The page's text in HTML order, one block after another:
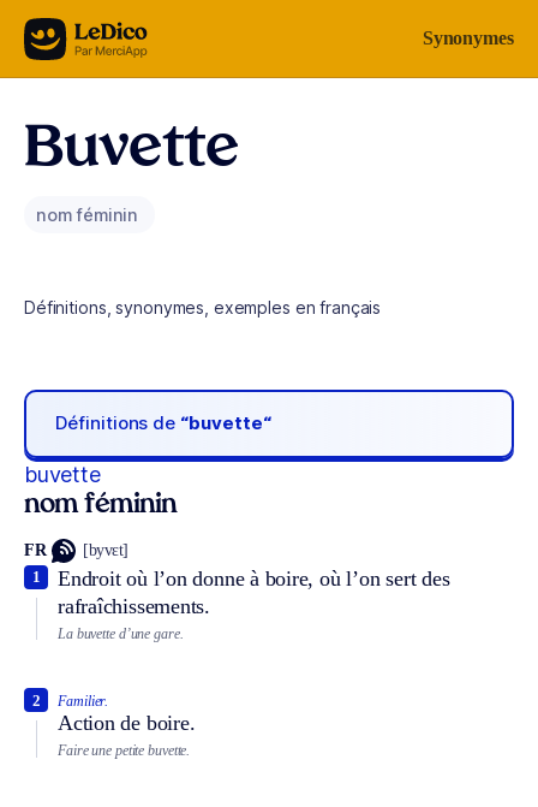
Aller au contenu Synonymes
Buvette
nom féminin
Définitions, synonymes, exemples en français
Définitions de “buvette“
buvette
nom féminin
FR [byvɛt]
Endroit où l’on donne à boire, où l’on sert des
rafraîchissements.
1
La buvette d’une gare.
Familier.
Action de boire.
2
Faire une petite buvette.